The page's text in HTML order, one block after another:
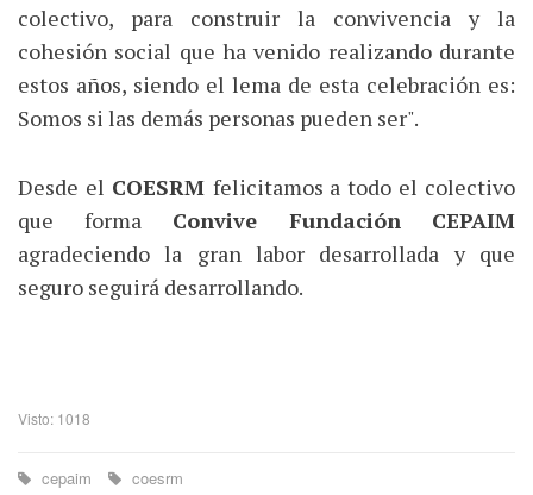
colectivo, para construir la convivencia y la
cohesión social que ha venido realizando durante
estos años, siendo el lema de esta celebración es:
Somos si las demás personas pueden ser".
Desde el COESRM felicitamos a todo el colectivo
que formaConvive Fundación CEPAIM
agradeciendo la gran labor desarrollada y que
seguro seguirá desarrollando.
Visto: 1018
cepaim coesrm